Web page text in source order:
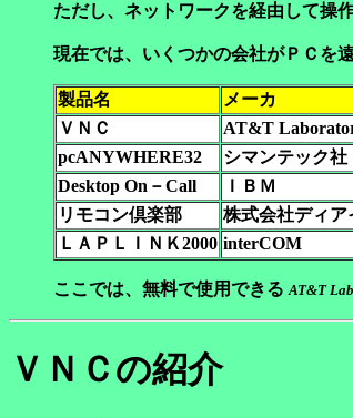
ただし、ネットワークを経由して操
現在では、いくつかの会社がＰＣを
製品名 メーカ
ＶＮＣ
AT&T
pcANYWHERE32
シマンテック社
Desktop On－Call
ＩＢＭ
リモコン倶楽部
株式会社ディア
ＬＡＰＬＩＮＫ2000 interCOM
ここでは、無料で使用できる AT&T
ＶＮＣの紹介